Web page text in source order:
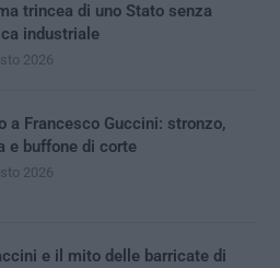
trincea di uno Stato senza
industriale
2026
a Francesco Guccini: stronzo,
e buffone di corte
2026
e il mito delle barricate di